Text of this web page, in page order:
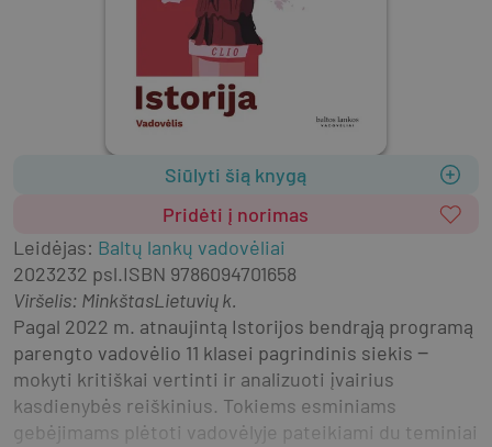
Siūlyti šią knygą
Pridėti į norimas
Leidėjas: Baltų lankų vadovėliai
2023232 psl.ISBN 9786094701658
Viršelis: MinkštasLietuvių k.
Pagal 2022 m. atnaujintą Istorijos bendrąją programą
parengto vadovėlio 11 klasei pagrindinis siekis ‒
mokyti kritiškai vertinti ir analizuoti įvairius
kasdienybės reiškinius. Tokiems esminiams
gebėjimams plėtoti vadovėlyje pateikiami du teminiai